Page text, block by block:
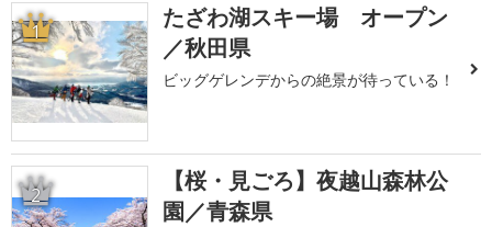
1
たざわ湖スキー場 オープン
／秋田県
ビッグゲレンデからの絶景が待っている！
2
【桜・見ごろ】夜越山森林公
園／青森県